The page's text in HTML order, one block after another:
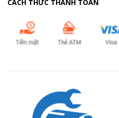
CÁCH THỨC THANH TOÁN